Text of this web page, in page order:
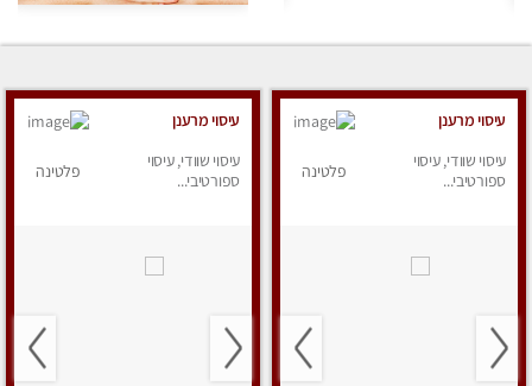
עיסוי מרענן
עיסוי שוודי, עיסוי
ספורטיבי...
פלטינה
עיסוי מרענן
עיסוי שוודי, עיסוי
ספורטיבי...
פלטינה